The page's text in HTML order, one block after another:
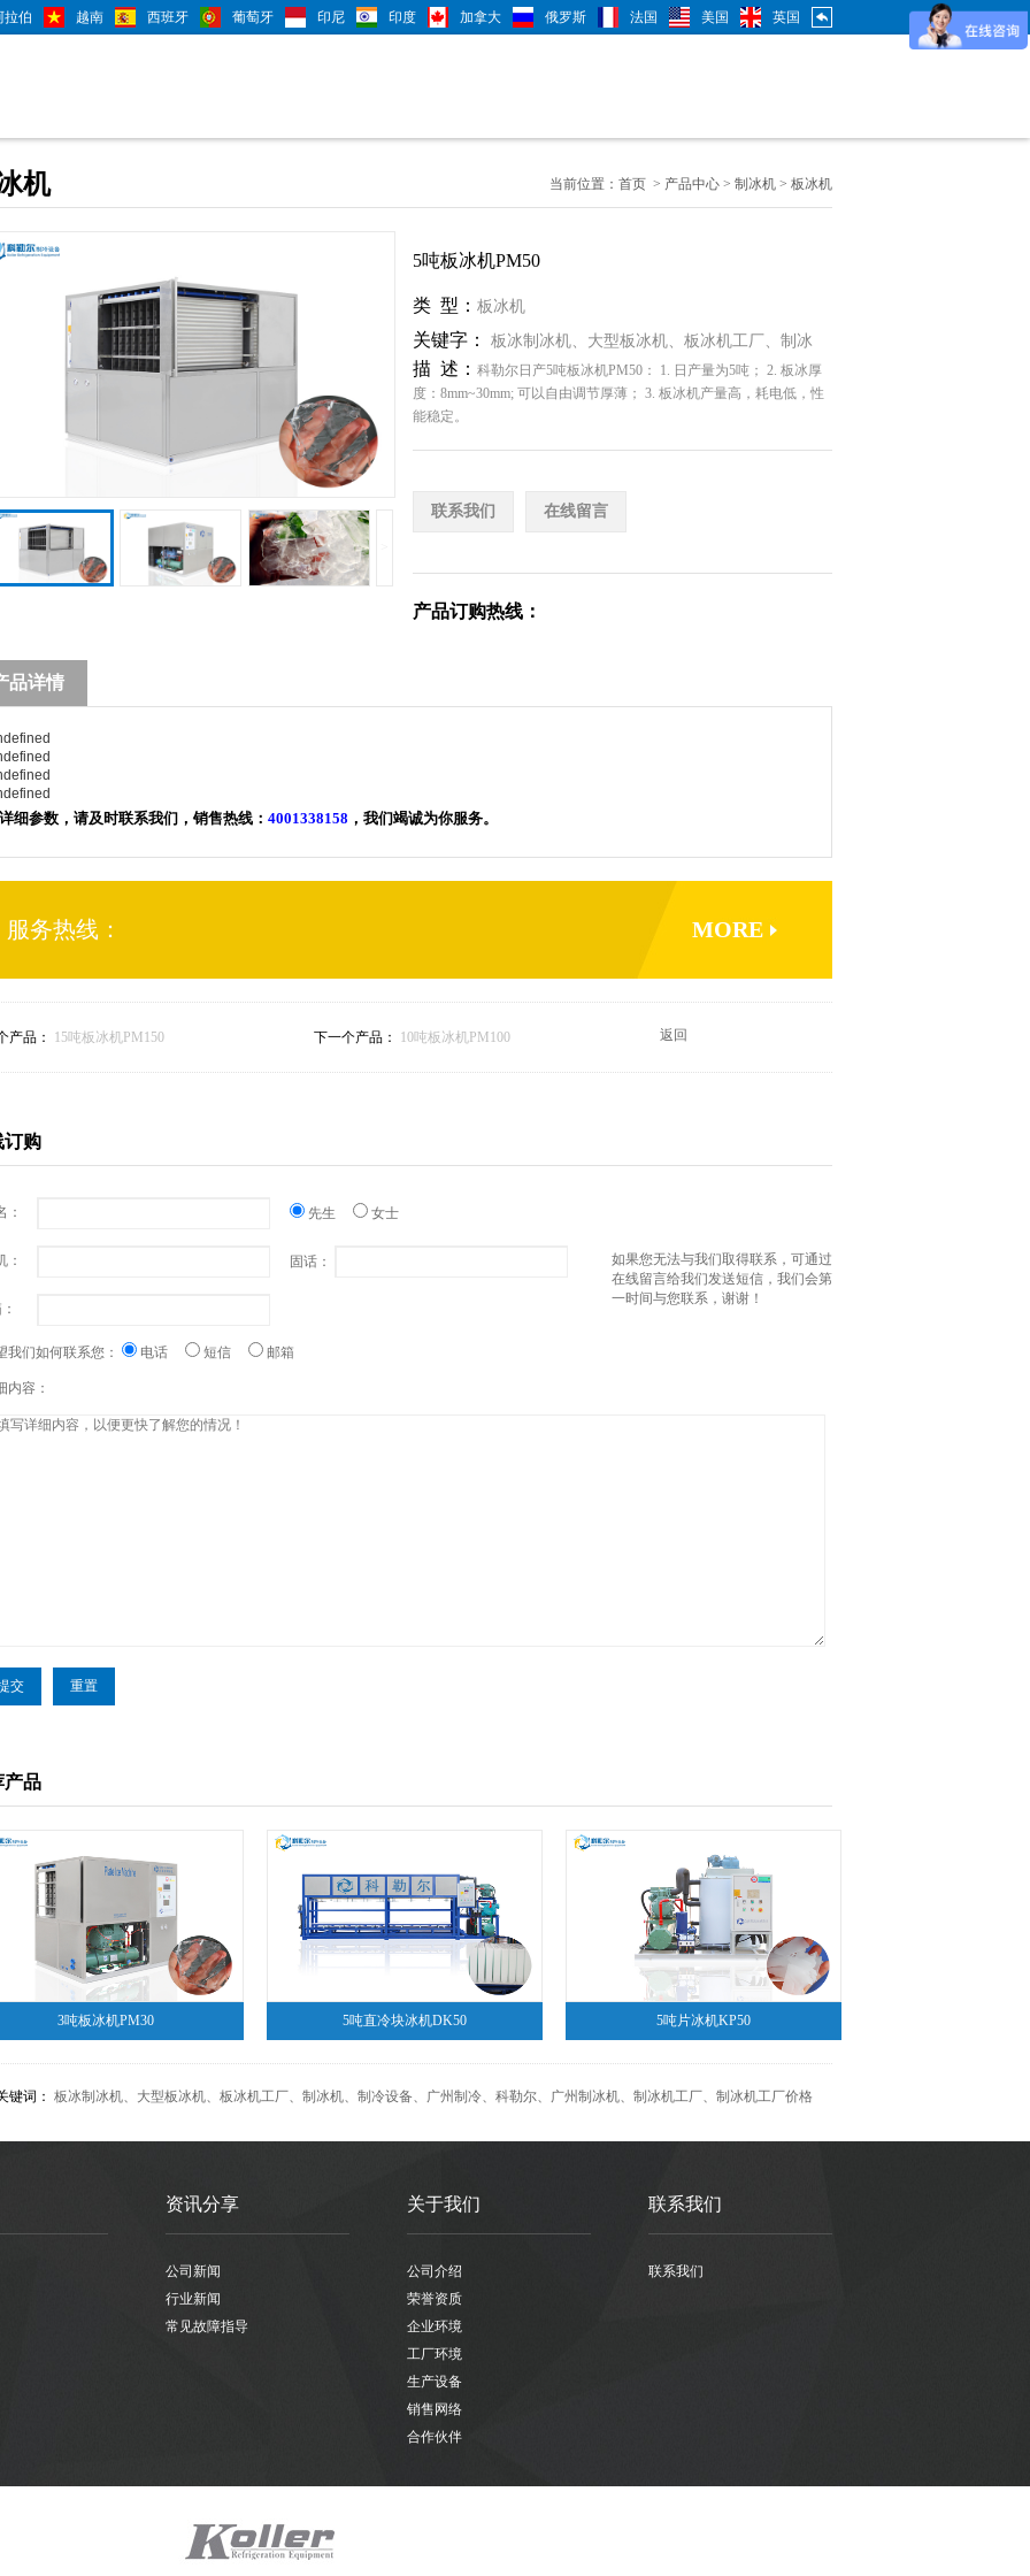
拉伯 越南 西班牙 葡萄牙 印尼 印度 加拿大 俄罗斯 法国 美国 英国
机 当前位置： 首页 > 产品中心 > 制冰机 > 板冰机
5吨板冰机PM50
类 型： 板冰机
关键字： 板冰制冰机、 大型板冰机、 板冰机工厂 、 制冰
机、制冷设备、广州制冷、科勒尔 、 广州制冰机 、 制冰机工
厂、制冰机工厂价格
描 述： 科勒尔日产5吨板冰机PM50： 1. 日产量为5吨； 2. 板冰厚
度：8mm~30mm; 可以自由调节厚薄； 3. 板冰机产量高，耗电低，性
能稳定。
联系我们 在线留言
产品订购热线：
品详情
细参数，请及时联系我们，销售热线： 4001338158 ， 我们竭诚为你服务。
服务热线： MORE
产品： 15吨板冰机PM150 下一个产品： 10吨板冰机PM100 返回
订购
： 先生 女士
如果您无法与我们取得联系，可通过
在线留言给我们发送短信，我们会第
一时间与您联系，谢谢！
： 固话：
我们如何联系您： 电话 短信 邮箱
内容：
产品
3吨板冰机PM30 5吨直冷块冰机DK50 5吨片冰机KP50
键词： 板冰制冰机、 大型板冰机、 板冰机工厂、 制冰机、 制冷设备、 广州制冷、 科勒尔、 广州制冰机、 制冰机工厂、 制冰机工厂价格
资讯分享
公司新闻
行业新闻
常见故障指导
关于我们
公司介绍
荣誉资质
企业环境
工厂环境
生产设备
销售网络
合作伙伴
联系我们
联系我们